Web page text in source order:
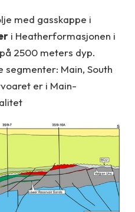
med gasskappe i
i Heatherformasjonen i
2500 meters dyp.
Main, South
er i Main-